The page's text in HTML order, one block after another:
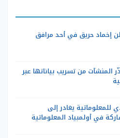
إخماد حريق في أحد مرافق
المنشآت من تسريب بياناتها عبر
للمعلوماتية يغادر إلى
في أولمبياد المعلوماتية